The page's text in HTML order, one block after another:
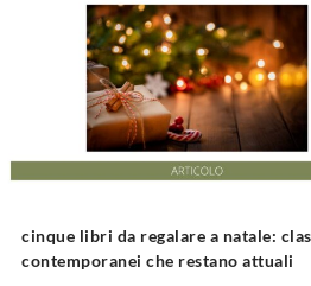
cinque libri da regalare a natale:
contemporanei che restano attuali